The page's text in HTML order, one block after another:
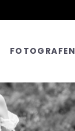
FOTOGRAFEN